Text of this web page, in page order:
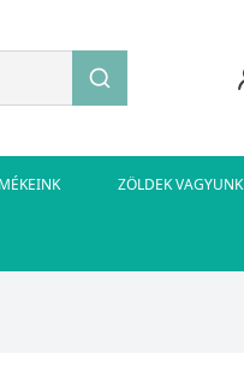
ZÖLDEK VAGYUNK